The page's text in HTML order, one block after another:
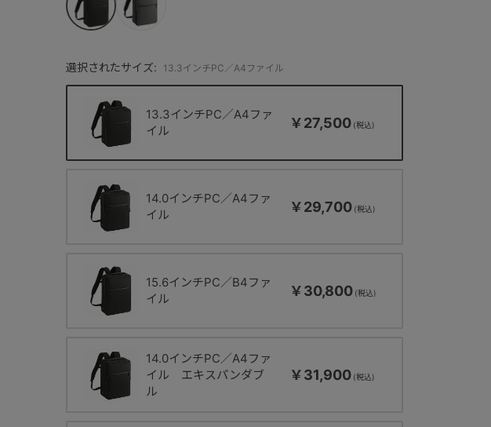
選択されたサイズ: 13.3インチPC／A4ファイル
13.3インチPC／A4ファ
イル
￥27,500
14.0インチPC／A4ファ
イル
￥29,700
15.6インチPC／B4ファ
イル
￥30,800
14.0インチPC／A4ファ
イル エキスパンダブ
ル
￥31,900